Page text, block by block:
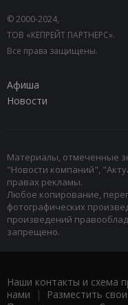
© 2000-2024,
ТОВ «КЕПРЕЙТ ПАРТНЕРС».
Все права защищены.
Афиша
Новости
Материалы, отмеченные
"Новости компаний",
правах рекламы.
Любое копирование,
фотографических
произведений
запрещено.
Наши контакты и схема
нами | Разместить